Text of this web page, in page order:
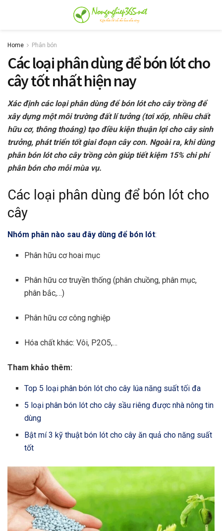
Home Phân bón
Các loại phân dùng để bón lót cho
cây tốt nhất hiện nay
Xác định các loại phân dùng để bón lót cho cây trồng để
xây dựng một môi trường đất lí tưởng (tơi xốp, nhiều chất
hữu cơ, thông thoáng) tạo điều kiện thuận lợi cho cây sinh
trưởng, phát triển tốt giai đoạn cây con. Ngoài ra, khi dùng
phân bón lót cho cây trồng còn giúp tiết kiệm 15% chi phí
phân bón cho mỗi mùa vụ.
Các loại phân dùng để bón lót cho
cây
Nhóm phân nào sau đây dùng để bón lót:
Phân hữu cơ hoai mục
Phân hữu cơ truyền thống (phân chuồng, phân mục,
phân bắc,…)
Phân hữu cơ công nghiệp
Hóa chất khác: Vôi, P2O5,…
Tham khảo thêm:
Top 5 loại phân bón lót cho cây lúa năng suất tối đa
5 loại phân bón lót cho cây sầu riêng được nhà nông tin
dùng
Bật mí 3 kỹ thuật bón lót cho cây ăn quả cho năng suất
tốt